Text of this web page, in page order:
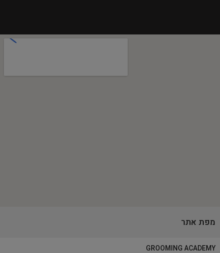
מפת אתר
GROOMING ACADEMY